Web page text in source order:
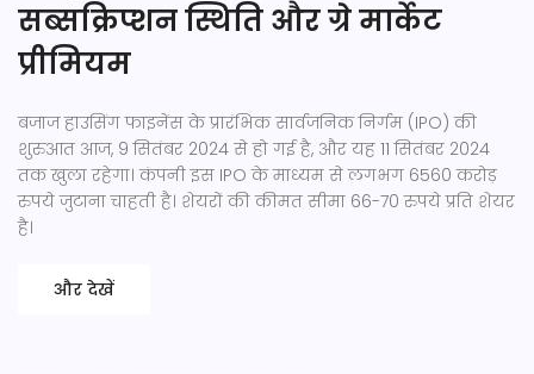
सब्सक्रिप्शन स्थिति और ग्रे मार्केट
प्रीमियम
बजाज हाउसिंग फाइनेंस के प्रारंभिक सार्वजनिक निर्गम (IPO) की
शुरुआत आज, 9 सितंबर 2024 से हो गई है, और यह 11 सितंबर 2024
तक खुला रहेगा। कंपनी इस IPO के माध्यम से लगभग 6560 करोड़
रुपये जुटाना चाहती है। शेयरों की कीमत सीमा 66-70 रुपये प्रति शेयर
है।
और देखें